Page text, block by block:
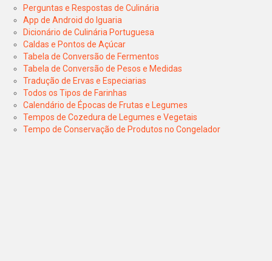
Perguntas e Respostas de Culinária
App de Android do Iguaria
Dicionário de Culinária Portuguesa
Caldas e Pontos de Açúcar
Tabela de Conversão de Fermentos
Tabela de Conversão de Pesos e Medidas
Tradução de Ervas e Especiarias
Todos os Tipos de Farinhas
Calendário de Épocas de Frutas e Legumes
Tempos de Cozedura de Legumes e Vegetais
Tempo de Conservação de Produtos no Congelador